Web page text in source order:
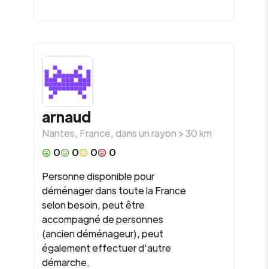
arnaud
Nantes, France, dans un rayon >30km
0
0 0
0
Personne disponible pour
déménager dans toute la France
selon besoin, peut être
accompagné de personnes
(ancien déménageur), peut
également effectuer d'autre
démarche.